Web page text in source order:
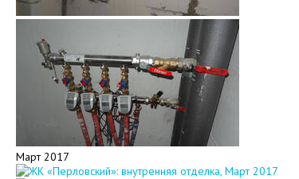
Март 2017